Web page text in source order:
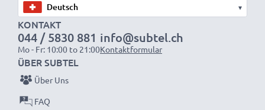
Vermeidung von Elektroschrott.
Entscheiden Sie sich für CELLONIC und machen Sie
keine Abstriche bei der Qualität!
▾
KONTAKT
044 / 5830 881
Mo - Fr: 10:00 to 21:00
info@subtel.ch
Kontaktformular
ÜBER SUBTEL
Über Uns
FAQ